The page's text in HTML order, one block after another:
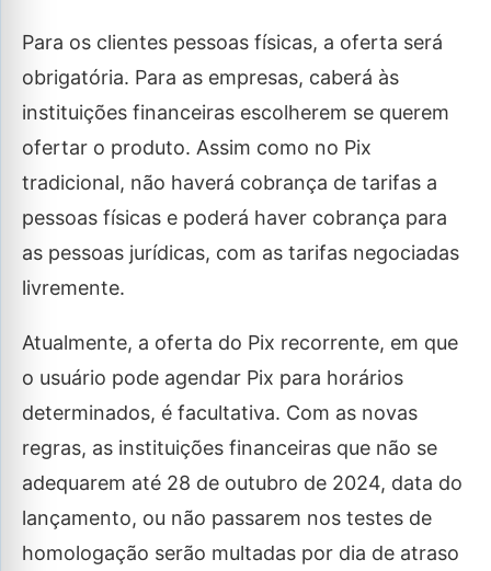
Para os clientes pessoas físicas, a oferta será
obrigatória. Para as empresas, caberá às
instituições financeiras escolherem se querem
ofertar o produto. Assim como no Pix
tradicional, não haverá cobrança de tarifas a
pessoas físicas e poderá haver cobrança para
as pessoas jurídicas, com as tarifas negociadas
livremente.
Atualmente, a oferta do Pix recorrente, em que
o usuário pode agendar Pix para horários
determinados, é facultativa. Com as novas
regras, as instituições financeiras que não se
adequarem até 28 de outubro de 2024, data do
lançamento, ou não passarem nos testes de
homologação serão multadas por dia de atraso